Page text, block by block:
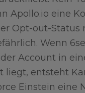
Apollo.io eine
Opt-out-Status
Wenn
Account in
liegt, entsteht
Einstein eine